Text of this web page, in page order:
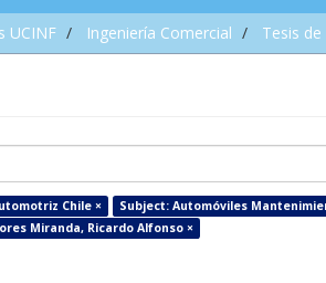
UCINF Ingeniería Comercial Tesis
Chile × Subject: Automóviles
Miranda, Ricardo Alfonso ×